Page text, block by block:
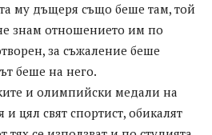
му дъщеря също беше там, той
знам отношението им по
за съжаление беше
беше на него.
и олимпийски медали на
цял свят спортист, обикалят